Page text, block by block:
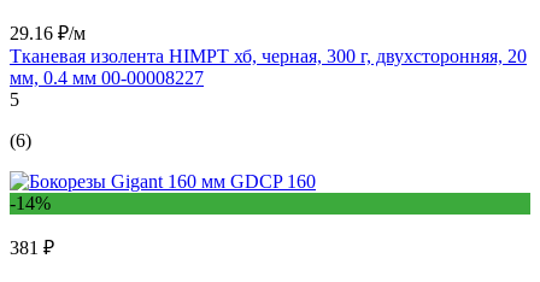
29.16 ₽/м
Тканевая изолента HIMPT хб, черная, 300 г, двухсторонняя, 20
мм, 0.4 мм 00-00008227
5
(6)
-14%
381 ₽